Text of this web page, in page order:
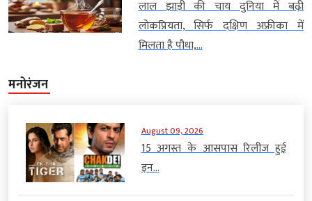
लाल झाड़ी की चाय दुनिया में बढ़ी
लोकप्रियता, सिर्फ दक्षिण अफ्रीका में
मिलता है पौधा,...
मनोरंजन
August 09, 2026
15 अगस्त के आसपास रिलीज हुई
इन...